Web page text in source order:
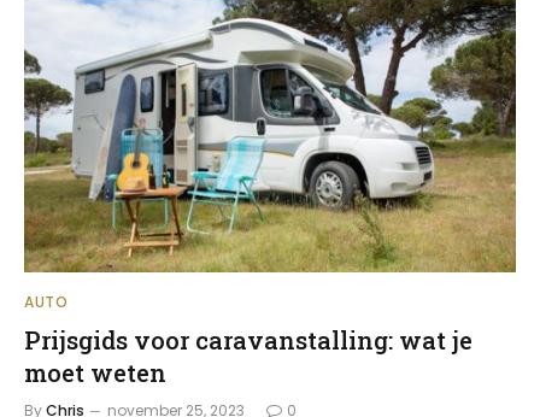
AUTO
Prijsgids voor caravanstalling: wat je
moet weten
ByChris november 25, 2023 0